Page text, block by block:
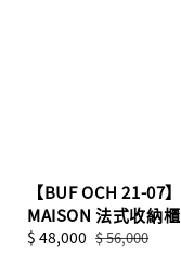
【BUF OCH 21-07】
MAISON 法式收納櫃
Sale
$ 48,000 Regular
$ 56,000